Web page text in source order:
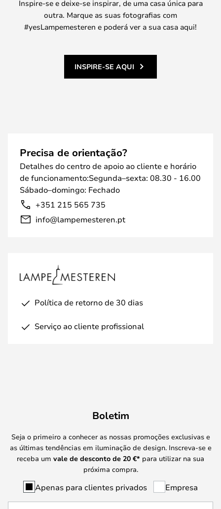
Inspire-se e deixe-se inspirar, de uma casa única para
outra. Marque as suas fotografias com
#yesLampemesteren e poderá ver a sua casa aqui!
INSPIRE-SE AQUI
Precisa de orientação?
Detalhes do centro de apoio ao cliente e horário
de funcionamento:Segunda–sexta: 08.30 - 16.00
Sábado–domingo: Fechado
+351 215 565 735
info@lampemesteren.pt
Política de retorno de 30 dias
Serviço ao cliente profissional
Boletim
Seja o primeiro a conhecer as nossas promoções exclusivas e
as últimas tendências em iluminação de design. Inscreva-se e
receba um vale de desconto de 20 €* para utilizar na sua
próxima compra.
Apenas para clientes privados Empresa